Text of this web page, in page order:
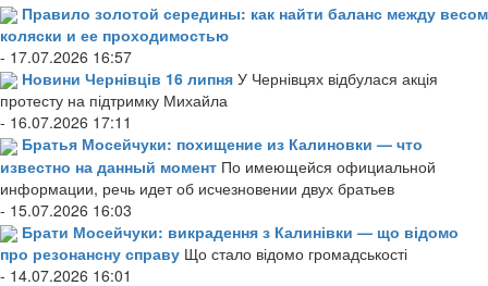
Правило золотой середины: как найти баланс между весом
коляски и ее проходимостью
- 17.07.2026 16:57
Новини Чернівців 16 липня У Чернівцях відбулася акція
протесту на підтримку Михайла
- 16.07.2026 17:11
Братья Мосейчуки: похищение из Калиновки — что
известно на данный момент По имеющейся официальной
информации, речь идет об исчезновении двух братьев
- 15.07.2026 16:03
Брати Мосейчуки: викрадення з Калинівки — що відомо
про резонансну справу Що стало відомо громадськості
- 14.07.2026 16:01